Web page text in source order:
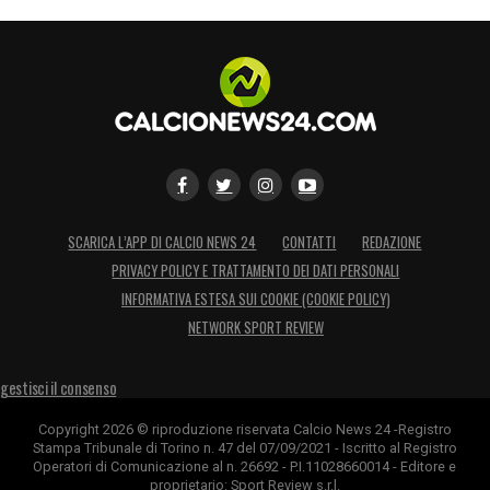
SCARICA L’APP DI CALCIO NEWS 24 CONTATTI
REDAZIONE
PRIVACY POLICY E TRATTAMENTO DEI DATI PERSONALI
INFORMATIVA ESTESA SUI COOKIE (COOKIE POLICY)
NETWORK SPORT REVIEW
gestisci il consenso
Copyright 2026 © riproduzione riservata Calcio News 24 -Registro
Stampa Tribunale di Torino n. 47 del 07/09/2021 - Iscritto al Registro
Operatori di Comunicazione al n. 26692 - P.I.11028660014 - Editore e
proprietario: Sport Review s.r.l.